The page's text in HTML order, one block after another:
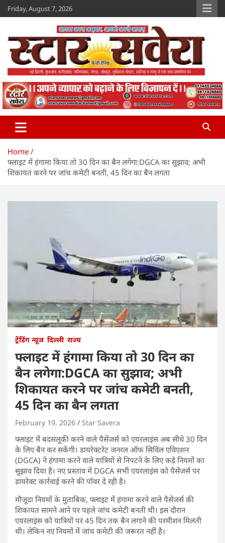
Skip
to
Friday, August 7, 2026
Star Savera
www.starsavera.com
Home
फ्लाइट में हंगामा किया तो 30 दिन का बैन लगेगा:DGCA का सुझाव; अभी
शिकायत करने पर जांच कमेटी बनती, 45 दिन का बैन लगता
ट्रेंडिंग न्यूज दिल्ली राज्य
फ्लाइट में हंगामा किया तो 30 दिन का
बैन लगेगा:DGCA का सुझाव; अभी
शिकायत करने पर जांच कमेटी बनती,
45 दिन का बैन लगता
February 19, 2026 Star Savera
फ्लाइट में बदसलूकी करने वाले पैसेंजर्स को एयरलाइंस अब सीधे 30 दिन
के लिए बैन कर सकेंगी। डायरेक्टरेट जनरल ऑफ सिविल एविएशन
(DGCA) ने हंगामा करने वाले यात्रियों से निपटने के लिए कड़े नियमों का
सुझाव दिया है। नए प्रस्ताव में DGCA सभी एयरलाइंस को पैसेंजर्स पर
डायरेक्ट कार्रवाई करने की पॉवर दे रही है।
मौजूदा नियमों के मुताबिक, फ्लाइट में हंगामा करने वाले पैसेंजर्स की
शिकायत सामने आने पर पहले जांच कमेटी बनती थी। इस दौरान
एयरलाइंस को यात्रियों पर 45 दिन तक बैन लगाने की परमीशन मिलती
थी। लेकिन नए नियमों में जांच कमेटी की जरूरत नहीं है।